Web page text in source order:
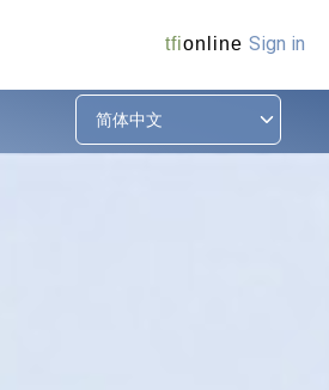
tfionline Sign in